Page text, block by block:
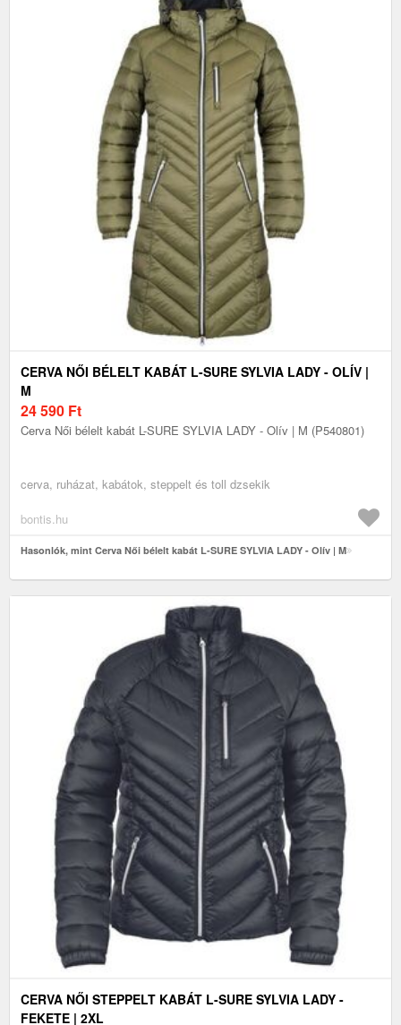
CERVA NŐI BÉLELT KABÁT L-SURE SYLVIA LADY - OLÍV |
M
24 590 Ft
Cerva Női bélelt kabát L-SURE SYLVIA LADY - Olív | M (P540801)
cerva, ruházat, kabátok, steppelt és toll dzsekik
bontis.hu
Hasonlók, mint Cerva Női bélelt kabát L-SURE SYLVIA LADY - Olív | M
CERVA NŐI STEPPELT KABÁT L-SURE SYLVIA LADY -
FEKETE | 2XL